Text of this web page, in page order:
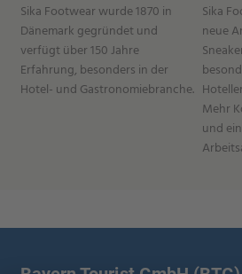
Sika Footwear wurde 1870 in
Dänemark gegründet und
verfügt über 150 Jahre
Erfahrung, besonders in der
Hotel- und Gastronomiebranche.
Sika
neue
Mehr
und